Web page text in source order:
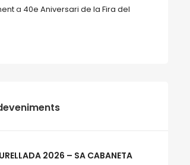
a 40e Aniversari de la Fira del
2026 – SA CABANETA